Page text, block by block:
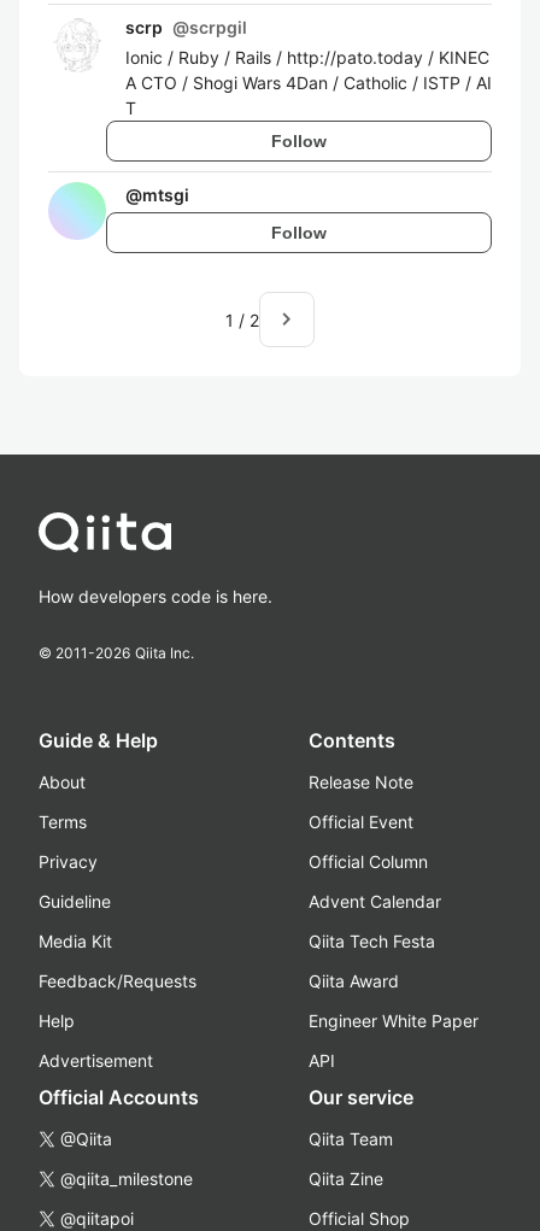
scrp @scrpgil
Ionic / Ruby / Rails / http://pato.today / KINEC
A CTO / Shogi Wars 4Dan / Catholic / ISTP / AI
T
Follow
@mtsgi
Follow
1 / 2 navigate_next
How developers code is here.
© 2011-2026 Qiita Inc.
Guide & Help
About
Terms
Privacy
Guideline
Media Kit
Feedback/Requests
Help
Advertisement
Contents
Release Note
Official Event
Official Column
Advent Calendar
Qiita Tech Festa
Qiita Award
Engineer White Paper
API
Official Accounts
@Qiita
@qiita_milestone
@qiitapoi
Our service
Qiita Team
Qiita Zine
Official Shop